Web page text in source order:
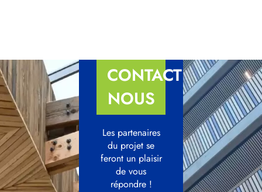
CONTACTEZ-
NOUS
Les partenaires
du projet se
feront un plaisir
de vous
répondre !